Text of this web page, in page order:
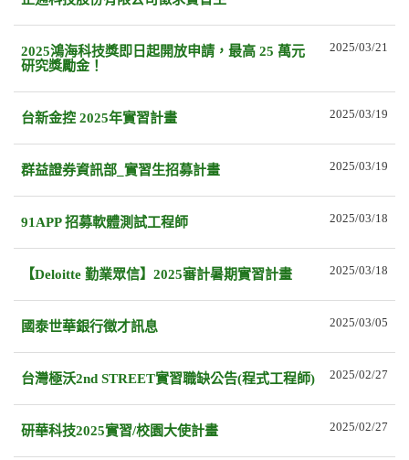
2025鴻海科技獎即日起開放申請，最高 25 萬元
研究獎勵金！
2025/03/21
台新金控 2025年實習計畫 2025/03/19
群益證券資訊部_實習生招募計畫 2025/03/19
91APP 招募軟體測試工程師 2025/03/18
【Deloitte 勤業眾信】2025審計暑期實習計畫 2025/03/18
國泰世華銀行徵才訊息 2025/03/05
台灣極沃2nd STREET實習職缺公告(程式工程師) 2025/02/27
研華科技2025實習/校園大使計畫 2025/02/27